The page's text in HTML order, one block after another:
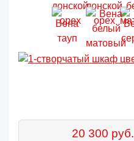
20 300 руб.